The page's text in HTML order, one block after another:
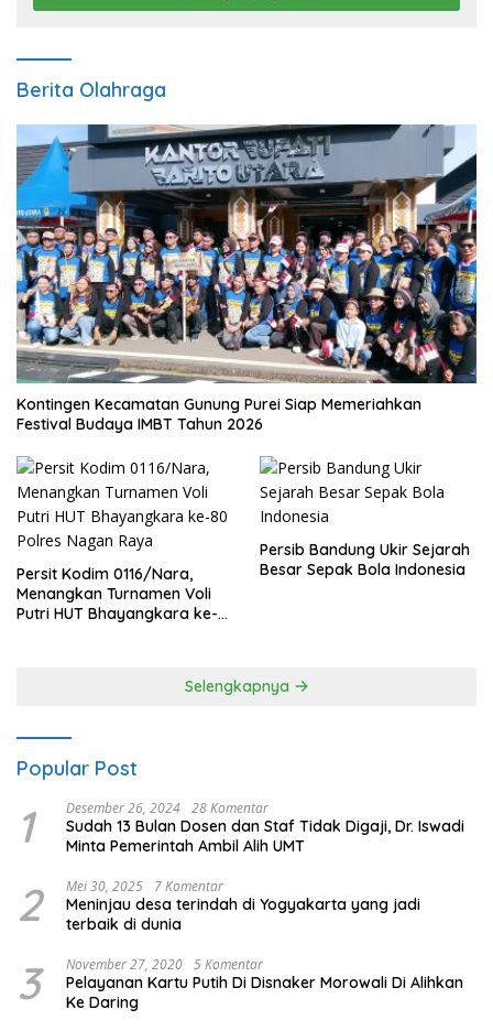
Berita Olahraga
Kontingen Kecamatan Gunung Purei Siap Memeriahkan
Festival Budaya IMBT Tahun 2026
Persit Kodim 0116/Nara,
Menangkan Turnamen Voli
Putri HUT Bhayangkara ke-
Persib Bandung Ukir Sejarah
Besar Sepak Bola Indonesia
Selengkapnya
Popular Post
1 Desember 26, 2024 28 Komentar
Sudah 13 Bulan Dosen dan Staf Tidak Digaji, Dr. Iswadi
Minta Pemerintah Ambil Alih UMT
2 Mei 30, 2025 7 Komentar
Meninjau desa terindah di Yogyakarta yang jadi
terbaik di dunia
3 November 27, 2020 5 Komentar
Pelayanan Kartu Putih Di Disnaker Morowali Di Alihkan
Ke Daring